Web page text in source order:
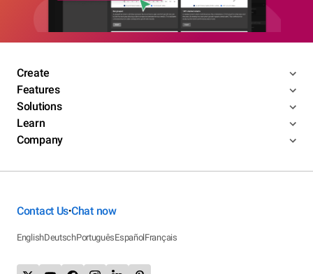
Create
Features
Solutions
Learn
Company
Contact Us•Chat now
EnglishDeutschPortuguêsEspañolFrançais